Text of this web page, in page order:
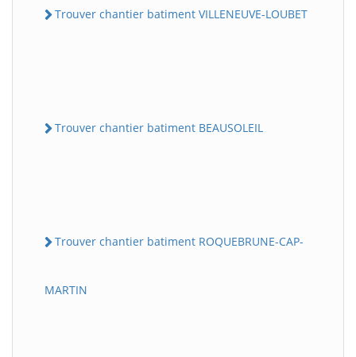
Trouver chantier batiment VILLENEUVE-LOUBET
Trouver chantier batiment BEAUSOLEIL
Trouver chantier batiment ROQUEBRUNE-CAP-
MARTIN